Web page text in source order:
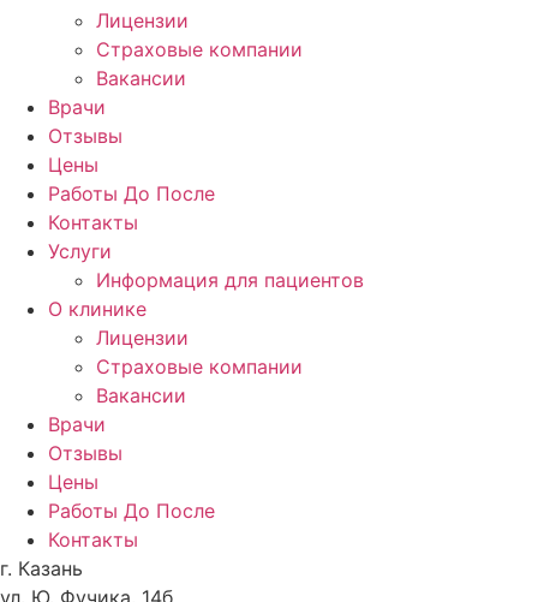
Лицензии
Страховые компании
Вакансии
Врачи
Отзывы
Цены
Работы До После
Контакты
Услуги
Информация для пациентов
О клинике
Лицензии
Страховые компании
Вакансии
Врачи
Отзывы
Цены
Работы До После
Контакты
г. Казань